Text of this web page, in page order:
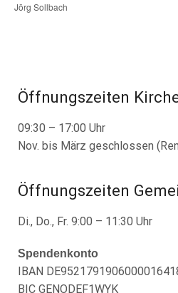
Jörg Sollbach
Öffnungszeiten
09:30 – 17:00 Uhr
Nov. bis März geschlossen
Öffnungszeiten
Di., Do., Fr. 9:00 – 11:30 Uhr
Spendenkonto
IBAN
BIC GENODEF1WYK